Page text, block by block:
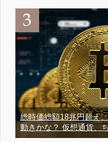
総時価総額18兆円超え
動きかな？ 仮想通貨、